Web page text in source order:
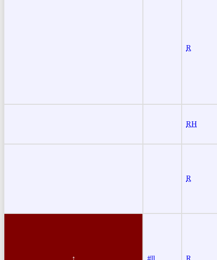
R
RH
R
#ll R